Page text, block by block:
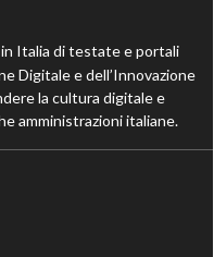
Italia di testate e portali
Digitale e dell’Innovazione
la cultura digitale e
amministrazioni italiane.